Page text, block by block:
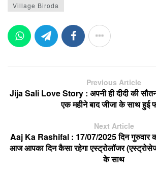
Village Biroda
Previous Article
Jija Sali Love Story : अपनी ही दीदी की
एक महीने बाद जीजा के साथ हुई
Next Article
Aaj Ka Rashifal : 17/07/2025 दिन गुरुवार
आज आपका दिन कैसा रहेगा एस्ट्रोलॉजर
के साथ